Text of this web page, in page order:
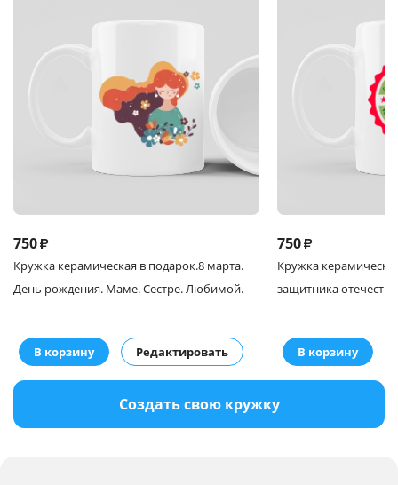
750₽
Кружка керамическая в подарок.8 марта.
День рождения. Маме. Сестре. Любимой.
В корзину Редактировать
750₽
Кружка
защитника отечества!
В корзину
Создать свою кружку